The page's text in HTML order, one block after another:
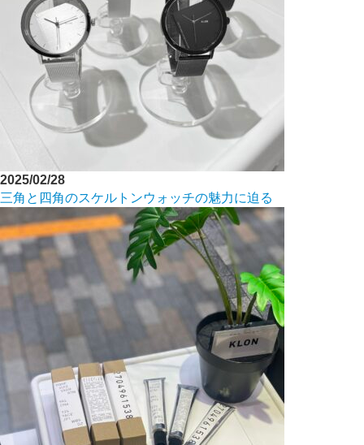
2025/02/28
三角と四角のスケルトンウォッチの魅力に迫る